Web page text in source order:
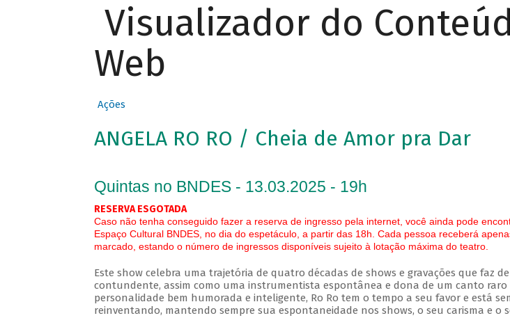
Visualizador do
Web
Ações
ANGELA RO RO / Cheia de Amor pra Dar
Quintas no BNDES - 13.03.2025 - 19h
RESERVA ESGOTADA
Caso não tenha conseguido fazer a reserva de ingresso pela internet, você ainda pode
Espaço Cultural BNDES, no dia do espetáculo, a partir das 18h. Cada pessoa receberá
marcado, estando o número de ingressos disponíveis sujeito à lotação máxima do teatro.
Este show celebra uma trajetória de quatro décadas de shows e gravações que faz
contundente, assim como uma instrumentista espontânea e dona de um canto raro
personalidade bem humorada e inteligente, Ro Ro tem o tempo a seu favor e está
reinventando, mantendo sempre sua espontaneidade nos shows, o seu carisma e o